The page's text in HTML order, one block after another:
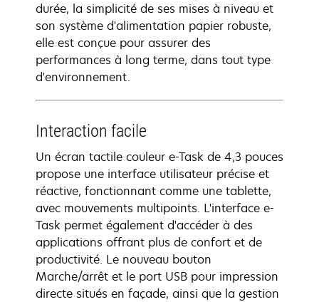
durée, la simplicité de ses mises à niveau et
son système d'alimentation papier robuste,
elle est conçue pour assurer des
performances à long terme, dans tout type
d'environnement.
Interaction facile
Un écran tactile couleur e-Task de 4,3 pouces
propose une interface utilisateur précise et
réactive, fonctionnant comme une tablette,
avec mouvements multipoints. L'interface e-
Task permet également d'accéder à des
applications offrant plus de confort et de
productivité. Le nouveau bouton
Marche/arrêt et le port USB pour impression
directe situés en façade, ainsi que la gestion